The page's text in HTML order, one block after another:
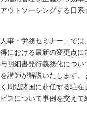
ウトソーシングする日系
人事・労務セミナー」で
における最新の変更点に
明細書発行義務化につい
講師が解説いたします。
周辺諸国に赴任する駐在
スについて事例を交えて